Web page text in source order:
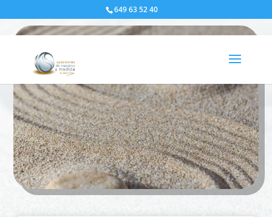
649 63 52 40